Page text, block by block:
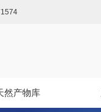
然产物库